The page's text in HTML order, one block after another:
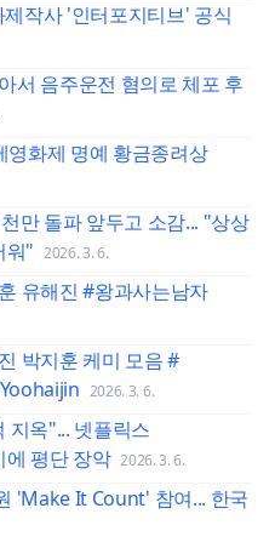
작사 '인터포지티브' 공식
서 음주운전 혐의로 체포 후
영화제 명예 황금종려상
만 돌파 앞두고 소감... "상상
워" 2026. 3. 6.
유해진 #왕과사는남자
박지훈 케미 모음 #
2026. 3. 6.
지옥"... 넷플릭스
평단 장악 2026. 3. 6.
'Make It Count' 참여... 한국